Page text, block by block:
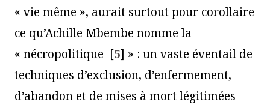
« vie même », aurait surtout pour corollaire
ce qu’Achille Mbembe nomme la
« nécropolitique [5] » : un vaste éventail de
techniques d’exclusion, d’enfermement,
d’abandon et de mises à mort légitimées